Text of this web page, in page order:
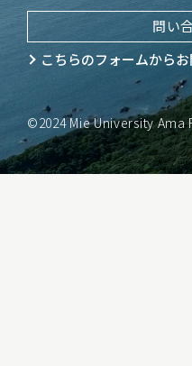
問い
こちらのフォームから
©2024 Mie University Ama